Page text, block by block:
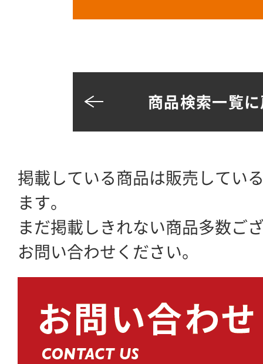
商品検索一覧
掲載している商品は販売してい
ます。
まだ掲載しきれない商品多数ご
お問い合わせください。